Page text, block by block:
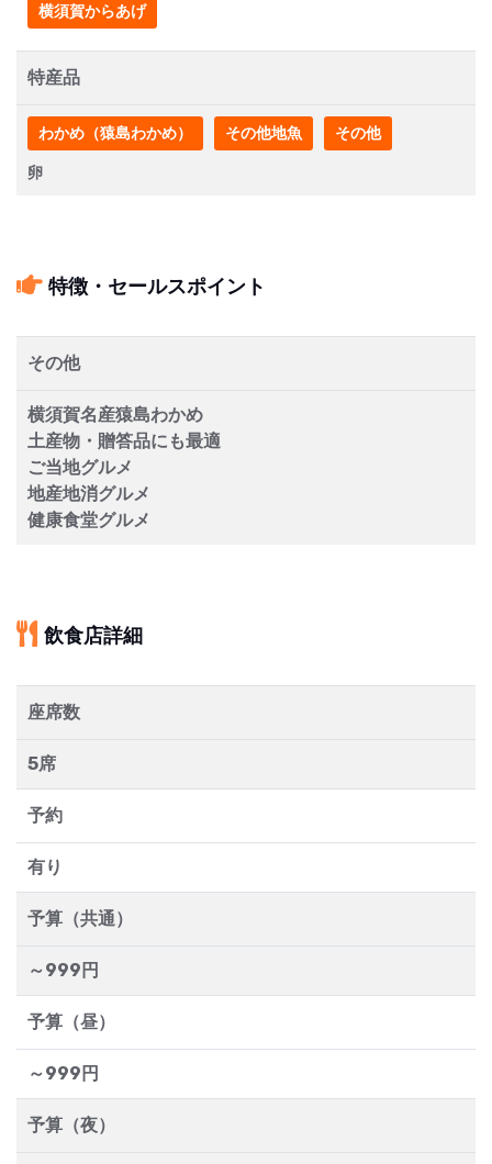
横須賀からあげ
特産品
わかめ（猿島わかめ） その他地魚 その他
卵
特徴・セールスポイント
その他
横須賀名産猿島わかめ
土産物・贈答品にも最適
ご当地グルメ
地産地消グルメ
健康食堂グルメ
飲食店詳細
座席数
5席
予約
有り
予算（共通）
～999円
予算（昼）
～999円
予算（夜）